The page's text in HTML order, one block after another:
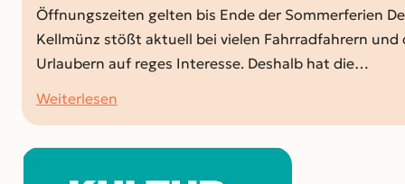
Öffnungszeiten gelten bis Ende der Sommerferien
Kellmünz stößt aktuell bei vielen Fahrradfahrern und
Urlaubern auf reges Interesse. Deshalb hat die…
Weiterlesen
Museumsturm
im